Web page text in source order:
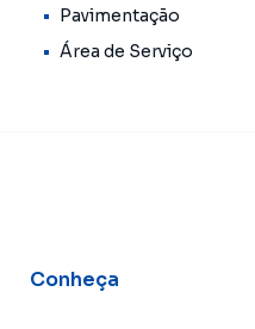
Pavimentação
Área de Serviço
Conheça